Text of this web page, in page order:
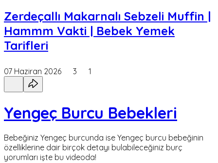
Zerdeçallı Makarnalı Sebzeli Muffin |
Hammm Vakti | Bebek Yemek
Tarifleri
07 Haziran 2026 3 1
Yengeç Burcu Bebekleri
Bebeğiniz Yengeç burcunda ise Yengeç burcu bebeğinin
özelliklerine dair birçok detayı bulabileceğiniz burç
yorumları işte bu videoda!